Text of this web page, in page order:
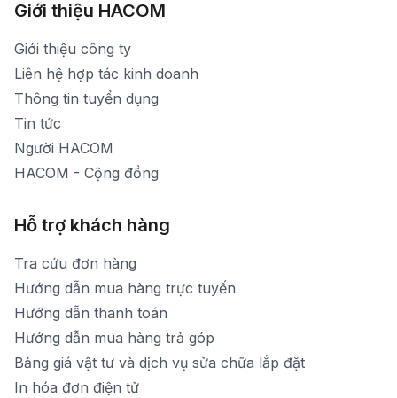
Thời gian mở cửa: Từ 8h30-19h hàng ngày
Xem bản đồ đường đi
1900 1903 (máy lẻ 159) -(028)73000322
1900 1903 (máy lẻ 160)
[email protected]
Thời gian mở cửa: Từ 8h30-20h hàng ngày
Giới thiệu HACOM
Giới thiệu công ty
Liên hệ hợp tác kinh doanh
Thông tin tuyển dụng
Tin tức
Người HACOM
HACOM - Cộng đồng
Hỗ trợ khách hàng
Tra cứu đơn hàng
Hướng dẫn mua hàng trực tuyến
Hướng dẫn thanh toán
Hướng dẫn mua hàng trả góp
Bảng giá vật tư và dịch vụ sửa chữa lắp đặt
In hóa đơn điện tử